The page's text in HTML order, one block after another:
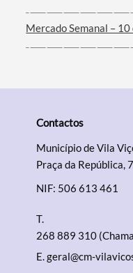
Mercado Semanal –
Contactos
Município de Vila
Praça da República,
NIF: 506 613 461
T.
268 889 310
E.geral@cm-